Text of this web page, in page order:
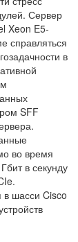
Сервер
Xeon E5-
справляться
в
SFF
во время
в секунду
в шасси Cisco